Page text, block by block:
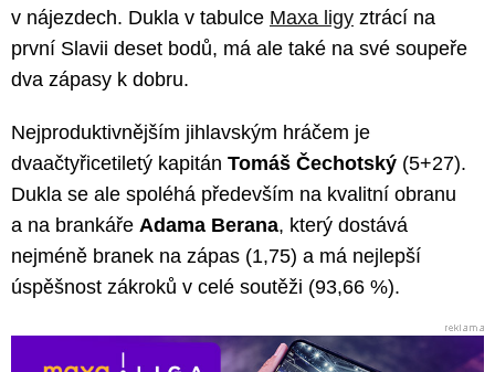
v nájezdech. Dukla v tabulce Maxa ligy ztrácí na
první Slavii deset bodů, má ale také na své soupeře
dva zápasy k dobru.
Nejproduktivnějším jihlavským hráčem je
dvaačtyřicetiletý kapitán Tomáš Čechotský (5+27).
Dukla se ale spoléhá především na kvalitní obranu
a na brankáře Adama Berana, který dostává
nejméně branek na zápas (1,75) a má nejlepší
úspěšnost zákroků v celé soutěži (93,66 %).